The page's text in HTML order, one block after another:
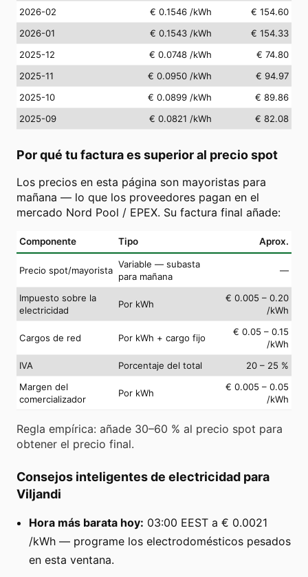
2026-02
€ 0.1546 /kWh
€ 154.60
2026-01
€ 0.1543 /kWh
€ 154.33
2025-12
€ 0.0748 /kWh
€ 74.80
2025-11
€ 0.0950 /kWh
€ 94.97
2025-10
€ 0.0899 /kWh
€ 89.86
2025-09
€ 0.0821 /kWh € 82.08
Por qué tu factura es superior al precio spot
Los precios en esta página son mayoristas para
mañana — lo que los proveedores pagan en el
mercado Nord Pool / EPEX. Su factura final añade:
Componente Tipo Aprox.
Precio spot/mayorista
Variable — subasta
para mañana
—
Impuesto sobre la
electricidad
Por kWh
€ 0.005 – 0.20
/kWh
Cargos de red Por kWh + cargo fijo
€ 0.05 – 0.15
/kWh
IVA
Porcentaje del total
20 – 25 %
Margen del
comercializador
Por kWh
€ 0.005 – 0.05
/kWh
Regla empírica: añade 30–60 % al precio spot para
obtener el precio final.
Consejos inteligentes de electricidad para
Viljandi
Hora más barata hoy: 03:00 EEST a € 0.0021
/kWh — programe los electrodomésticos pesados
en esta ventana.